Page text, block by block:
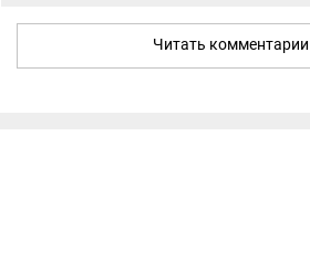
Читать комментарии